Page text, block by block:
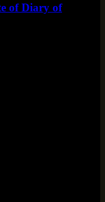
of Diary of